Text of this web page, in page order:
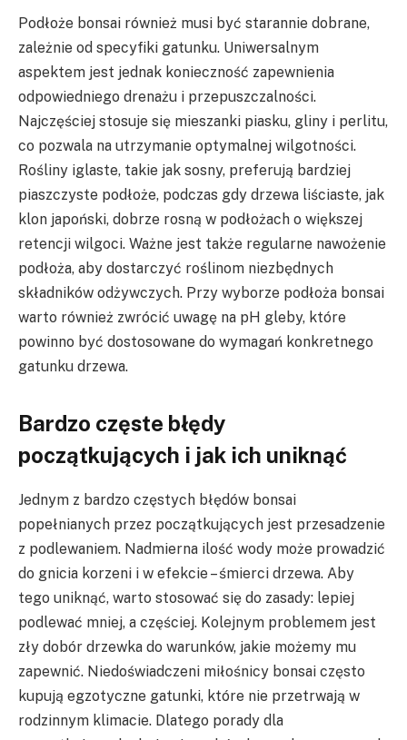
Podłoże bonsai również musi być starannie dobrane,
zależnie od specyfiki gatunku. Uniwersalnym
aspektem jest jednak konieczność zapewnienia
odpowiedniego drenażu i przepuszczalności.
Najczęściej stosuje się mieszanki piasku, gliny i perlitu,
co pozwala na utrzymanie optymalnej wilgotności.
Rośliny iglaste, takie jak sosny, preferują bardziej
piaszczyste podłoże, podczas gdy drzewa liściaste, jak
klon japoński, dobrze rosną w podłożach o większej
retencji wilgoci. Ważne jest także regularne nawożenie
podłoża, aby dostarczyć roślinom niezbędnych
składników odżywczych. Przy wyborze podłoża bonsai
warto również zwrócić uwagę na pH gleby, które
powinno być dostosowane do wymagań konkretnego
gatunku drzewa.
Bardzo częste błędy
początkujących i jak ich uniknąć
Jednym z bardzo częstych błędów bonsai
popełnianych przez początkujących jest przesadzenie
z podlewaniem. Nadmierna ilość wody może prowadzić
do gnicia korzeni i w efekcie – śmierci drzewa. Aby
tego uniknąć, warto stosować się do zasady: lepiej
podlewać mniej, a częściej. Kolejnym problemem jest
zły dobór drzewka do warunków, jakie możemy mu
zapewnić. Niedoświadczeni miłośnicy bonsai często
kupują egzotyczne gatunki, które nie przetrwają w
rodzinnym klimacie. Dlatego porady dla